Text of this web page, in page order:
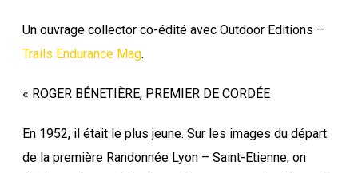
Un ouvrage collector co-édité avec Outdoor Editions –
Trails Endurance Mag.
« ROGER BÉNETIÈRE, PREMIER DE CORDÉE
En 1952, il était le plus jeune. Sur les images du départ
de la première Randonnée Lyon – Saint-Etienne, on